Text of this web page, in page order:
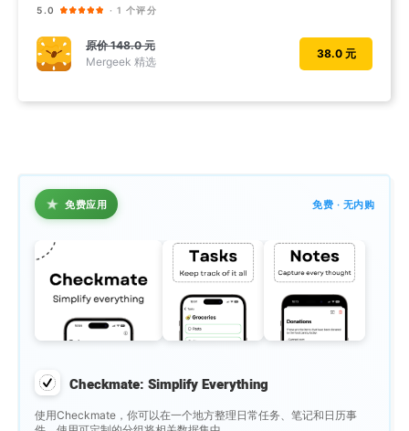
5.0 · 1 个评分
原价148.0 元
Mergeek 精选
38.0 元
★ 免费应用 免费 · 无内购
Checkmate: Simplify Everything
使用Checkmate，你可以在一个地方整理日常任务、笔记和日历事